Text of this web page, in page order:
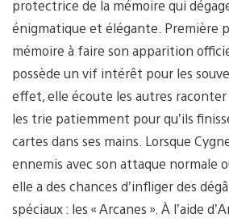
protectrice de la mémoire qui
énigmatique et élégante. Première
mémoire à faire son apparition
possède un vif intérêt pour les
effet, elle écoute les autres raconter
les trie patiemment pour qu’ils
cartes dans ses mains. Lorsque
ennemis avec son attaque normale
elle a des chances d’infliger des
spéciaux : les « Arcanes ». À l’aide